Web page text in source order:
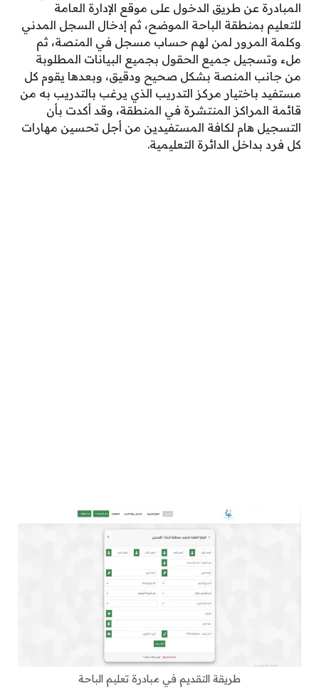
المبادرة عن طريق الدخول على موقع الإدارة العامة
للتعليم بمنطقة الباحة الموضح، ثم إدخال السجل المدني
وكلمة المرور لمن لهم حساب مسجل في المنصة، ثم
ملء وتسجيل جميع الحقول بجميع البيانات المطلوبة
من جانب المنصة بشكل صحيح ودقيق، وبعدها يقوم كل
مستفيد باختيار مركز التدريب الذي يرغب بالتدريب به من
قائمة المراكز المنتشرة في المنطقة، وقد أكدت بأن
التسجيل هام لكافة المستفيدين من أجل تحسين مهارات
كل فرد بداخل الدائرة التعليمية.
طريقة التقديم في مبادرة تعليم الباحة